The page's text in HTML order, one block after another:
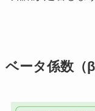
ベータ係数（